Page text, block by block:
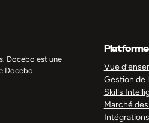
Docebo est une
Docebo.
Platforme
Vue
Gestion de
Skills
Marché
Intégrations